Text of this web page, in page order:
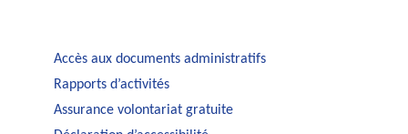
Accès aux documents administratifs
Rapports d’activités
Assurance volontariat gratuite